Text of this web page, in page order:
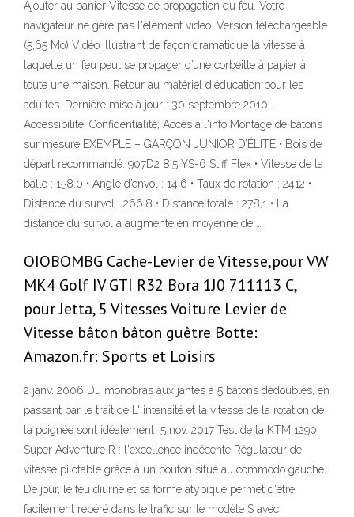
Ajouter au panier Vitesse de propagation du feu. Votre
navigateur ne gère pas l'élément video. Version téléchargeable
(5,65 Mo) Vidéo illustrant de façon dramatique la vitesse à
laquelle un feu peut se propager d’une corbeille à papier à
toute une maison. Retour au matériel d'éducation pour les
adultes. Dernière mise à jour : 30 septembre 2010 .
Accessibilité; Confidentialité; Accès à l'info Montage de bâtons
sur mesure EXEMPLE – GARÇON JUNIOR D’ÉLITE • Bois de
départ recommandé: 907D2 8.5 YS-6 Stiff Flex • Vitesse de la
balle : 158.0 • Angle d’envol : 14.6 • Taux de rotation : 2412 •
Distance du survol : 266.8 • Distance totale : 278,1 • La
distance du survol a augmenté en moyenne de …
OIOBOMBG Cache-Levier de Vitesse,pour VW
MK4 Golf IV GTI R32 Bora 1J0 711113 C,
pour Jetta, 5 Vitesses Voiture Levier de
Vitesse bâton bâton guêtre Botte:
Amazon.fr: Sports et Loisirs
2 janv. 2006 Du monobras aux jantes à 5 bâtons dédoublés, en
passant par le trait de L' intensité et la vitesse de la rotation de
la poignée sont idéalement 5 nov. 2017 Test de la KTM 1290
Super Adventure R : l'excellence indécente Régulateur de
vitesse pilotable grâce à un bouton situé au commodo gauche.
De jour, le feu diurne et sa forme atypique permet d'être
facilement repéré dans le trafic sur le modèle S avec